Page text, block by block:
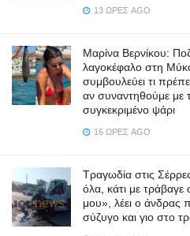
13 ΏΡΕΣ AGO
Μαρίνα Βερνίκου:
λαγοκέφαλο στη
συμβουλεύει τι
αν συναντηθούμε με
συγκεκριμένο ψάρι
16 ΏΡΕΣ AGO
Τραγωδία στις
όλα, κάτι με τράβαγε
μου», λέει ο άνδρας
σύζυγο και γιο στο